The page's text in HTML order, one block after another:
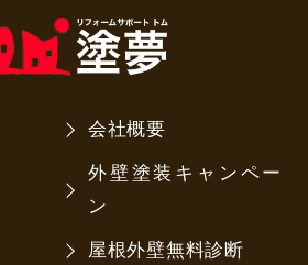
会社概要
外壁塗装キャンペー
ン
屋根外壁無料診断